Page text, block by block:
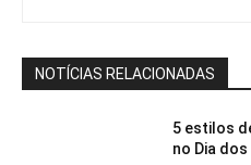
NOTÍCIAS RELACIONADAS
5 estilos
no Dia dos